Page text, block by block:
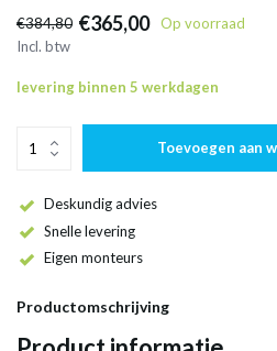
€384,80 €365,00
Op voorraad
Incl. btw
levering binnen 5 werkdagen
Toevoegen aan
Deskundig advies
Snelle levering
Eigen monteurs
Productomschrijving